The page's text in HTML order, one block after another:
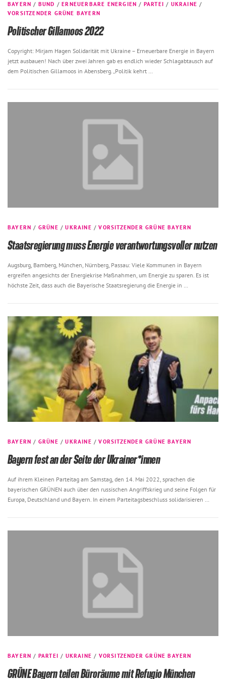
BAYERN / BUND /ERNEUERBARE ENERGIEN / PARTEI / UKRAINE /
VORSITZENDER GRÜNE BAYERN
Politischer Gillamoos 2022
Copyright: Mirjam Hagen Solidarität mit Ukraine – Erneuerbare Energie in Bayern
jetzt ausbauen! Nach über zwei Jahren gab es endlich wieder Schlagabtausch auf
dem Politischen Gillamoos in Abensberg. „Politik kehrt …
BAYERN / GRÜNE /UKRAINE /VORSITZENDER GRÜNE BAYERN
Staatsregierung muss Energie verantwortungsvoller nutzen
Augsburg, Bamberg, München, Nürnberg, Passau: Viele Kommunen in Bayern
ergreifen angesichts der Energiekrise Maßnahmen, um Energie zu sparen. Es ist
höchste Zeit, dass auch die Bayerische Staatsregierung die Energie in …
BAYERN / GRÜNE /UKRAINE /VORSITZENDER GRÜNE BAYERN
Bayern fest an der Seite der Ukrainer*innen
Auf ihrem Kleinen Parteitag am Samstag, den 14. Mai 2022, sprachen die
bayerischen GRÜNEN auch über den russischen Angriffskrieg und seine Folgen für
Europa, Deutschland und Bayern. In einem Parteitagsbeschluss solidarisieren …
BAYERN / PARTEI / UKRAINE / VORSITZENDER GRÜNE BAYERN
GRÜNE Bayern teilen Büroräume mit Refugio München